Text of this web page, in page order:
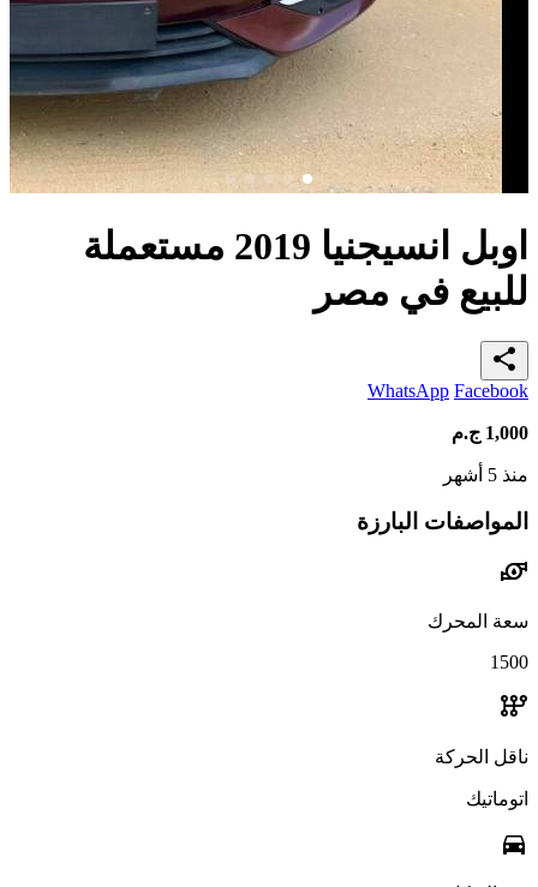
اوبل انسيجنيا 2019 مستعملة
للبيع في مصر
share
WhatsApp Facebook
1,000 ج.م
منذ 5 أشهر
المواصفات البارزة
water_pump
سعة المحرك
1500
auto_transmission
ناقل الحركة
اتوماتيك
directions_car